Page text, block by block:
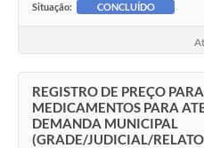
Situação: CONCLUÍDO
REGISTRO DE PREÇO
MEDICAMENTOS PARA
DEMANDA MUNICIPAL
(GRADE/JUDICIAL/